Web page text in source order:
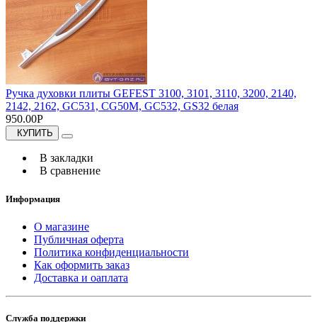
Ручка духовки плиты GEFEST 3100, 3101, 3110, 3200, 2140,
2142, 2162, GC531, CG50M, GC532, GS32 белая
950.00Р
КУПИТЬ
В закладки
В сравнение
Информация
О магазине
Публичная оферта
Политика конфиденциальности
Как оформить заказ
Доставка и оаплата
Служба поддержки